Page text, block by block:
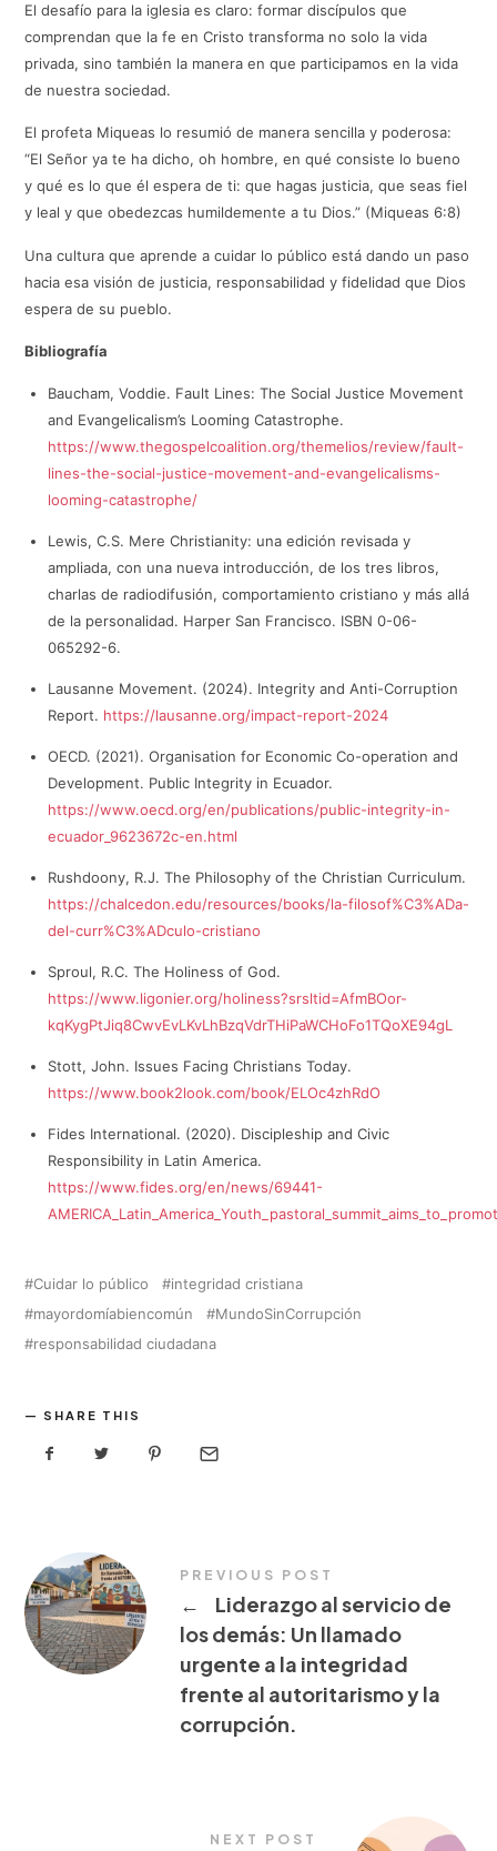
El desafío para la iglesia es claro: formar discípulos que
comprendan que la fe en Cristo transforma no solo la vida
privada, sino también la manera en que participamos en la vida
de nuestra sociedad.
El profeta Miqueas lo resumió de manera sencilla y poderosa:
“El Señor ya te ha dicho, oh hombre, en qué consiste lo bueno
y qué es lo que él espera de ti: que hagas justicia, que seas fiel
y leal y que obedezcas humildemente a tu Dios.” (Miqueas 6:8)
Una cultura que aprende a cuidar lo público está dando un paso
hacia esa visión de justicia, responsabilidad y fidelidad que Dios
espera de su pueblo.
Bibliografía
Baucham, Voddie. Fault Lines: The Social Justice Movement
and Evangelicalism’s Looming Catastrophe.
https://www.thegospelcoalition.org/themelios/review/fault-
lines-the-social-justice-movement-and-evangelicalisms-
looming-catastrophe/
Lewis, C.S. Mere Christianity: una edición revisada y
ampliada, con una nueva introducción, de los tres libros,
charlas de radiodifusión, comportamiento cristiano y más allá
de la personalidad. Harper San Francisco. ISBN 0-06-
065292-6.
Lausanne Movement. (2024). Integrity and Anti-Corruption
Report. https://lausanne.org/impact-report-2024
OECD. (2021). Organisation for Economic Co-operation and
Development. Public Integrity in Ecuador.
https://www.oecd.org/en/publications/public-integrity-in-
ecuador_9623672c-en.html
Rushdoony, R.J. The Philosophy of the Christian Curriculum.
https://chalcedon.edu/resources/books/la-filosof%C3%ADa-
del-curr%C3%ADculo-cristiano
Sproul, R.C. The Holiness of God.
https://www.ligonier.org/holiness?srsltid=AfmBOor-
kqKygPtJiq8CwvEvLKvLhBzqVdrTHiPaWCHoFo1TQoXE94gL
Stott, John. Issues Facing Christians Today.
https://www.book2look.com/book/ELOc4zhRdO
Fides International. (2020). Discipleship and Civic
Responsibility in Latin America.
https://www.fides.org/en/news/69441-
Cuidar lo público
integridad cristiana
mayordomíabiencomún
MundoSinCorrupción
responsabilidad ciudadana
SHARE THIS
PREVIOUS POST
←
Liderazgo al servicio de
los demás: Un llamado
urgente a la integridad
frente al autoritarismo y la
corrupción.
NEXT POST